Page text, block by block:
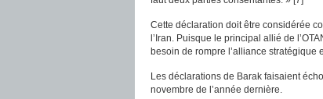
Cette déclaration doit être considérée
l’Iran. Puisque le principal allié de
besoin de rompre l’alliance stratégique
Les déclarations de Barak faisaient
novembre de l’année dernière.